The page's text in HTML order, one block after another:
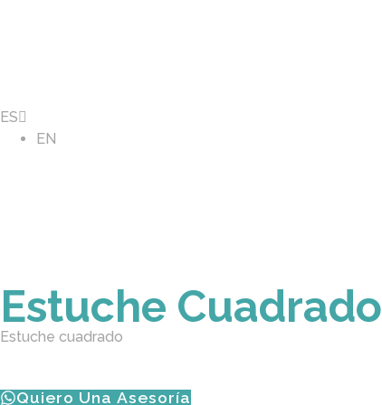
ES
EN
Estuche Cuadrado
Estuche cuadrado
Quiero Una Asesoría